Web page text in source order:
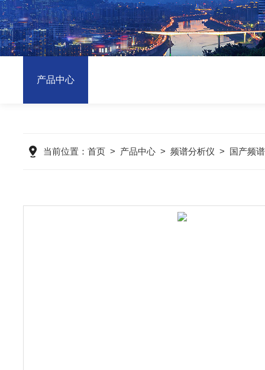
产品中心
当前位置： 首页 > 产品中心 > 频谱分析仪 > 国产频